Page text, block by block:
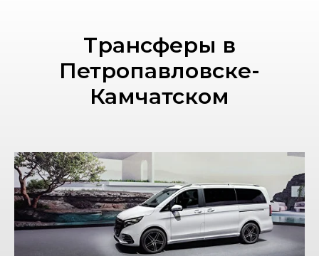
Трансферы в
Петропавловске-
Камчатском